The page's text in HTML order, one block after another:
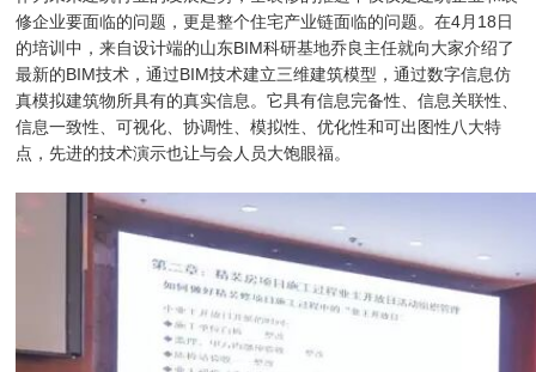
修企业要面临的问题，更是整个住宅产业链面临的问题。在4月18日
的培训中，来自设计端的山东BIM科研基地乔良主任就向大家介绍了
最新的BIM技术，通过BIM技术建立三维建筑模型，通过数字信息仿
真模拟建筑物所具有的真实信息。它具有信息完备性、信息关联性、
信息一致性、可视化、协调性、模拟性、优化性和可出图性八大特
点，先进的技术演示也让与会人员大饱眼福。